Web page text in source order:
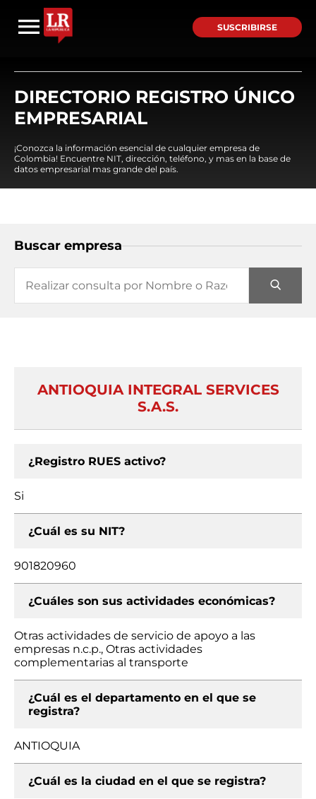
SUSCRIBIRSE
DIRECTORIO REGISTRO ÚNICO
EMPRESARIAL
¡Conozca la información esencial de cualquier empresa de
Colombia! Encuentre NIT, dirección, teléfono, y mas en la base de
datos empresarial mas grande del país.
Buscar empresa
ANTIOQUIA INTEGRAL SERVICES
S.A.S.
¿Registro RUES activo?
Si
¿Cuál es su NIT?
901820960
¿Cuáles son sus actividades económicas?
Otras actividades de servicio de apoyo a las
empresas n.c.p., Otras actividades
complementarias al transporte
¿Cuál es el departamento en el que se
registra?
ANTIOQUIA
¿Cuál es la ciudad en el que se registra?